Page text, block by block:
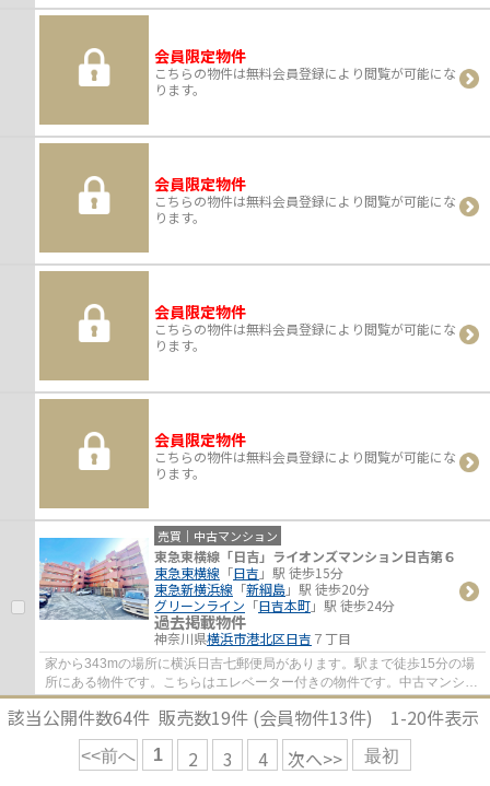
会員限定物件
こちらの物件は無料会員登録により閲覧が可能にな
ります。
会員限定物件
こちらの物件は無料会員登録により閲覧が可能にな
ります。
会員限定物件
こちらの物件は無料会員登録により閲覧が可能にな
ります。
会員限定物件
こちらの物件は無料会員登録により閲覧が可能にな
ります。
売買｜中古マンション
東急東横線「日吉」ライオンズマンション日吉第６
東急東横線 「日吉 」駅 徒歩15分
東急新横浜線 「新綱島」駅 徒歩20分
グリーンライン 「日吉本町」駅 徒歩24分
過去掲載物件
神奈川県横浜市港北区日吉 ７丁目
家から343mの場所に横浜日吉七郵便局があります。駅まで徒歩15分の場
所にある物件です。こちらはエレベーター付きの物件です。中古マンショ
ンなら、物件の購入もスムーズです。不動産...
該当公開件数64件 販売数19件 (会員物件13件) 1-20件表示
<<前へ 1 2 3 4 次へ>> 最初